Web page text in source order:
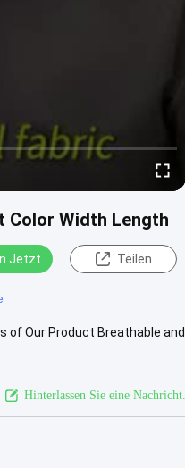
Color Width Length
Jetzt. Teilen
of Our Product Breathable and
Hinterlassen Sie eine Nachricht.